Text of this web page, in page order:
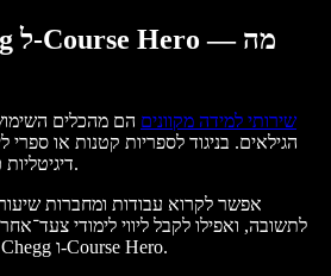
שירותי למידה מקוונים הם מהכלים
הגילאים. בניגוד לספריות קטנות או ספרי
דיגיטליות כוללות הרבה יותר משאבים.
אפשר לקרוא עבודות ומחברות
לתשובה, ואפילו לקבל ליווי לימודי
העיקריים של שירותים כמו Chegg ו-Course Hero.